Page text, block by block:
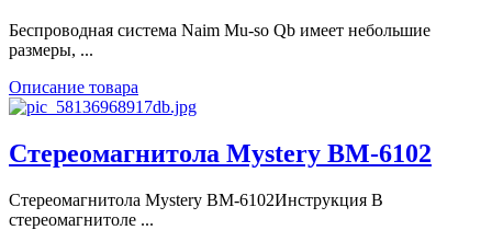
Беспроводная система Naim Mu-so Qb имеет небольшие
размеры, ...
Описание товара
Стереомагнитола Mystery BM-6102
Стереомагнитола Mystery BM-6102Инструкция В
cтереомагнитолe ...